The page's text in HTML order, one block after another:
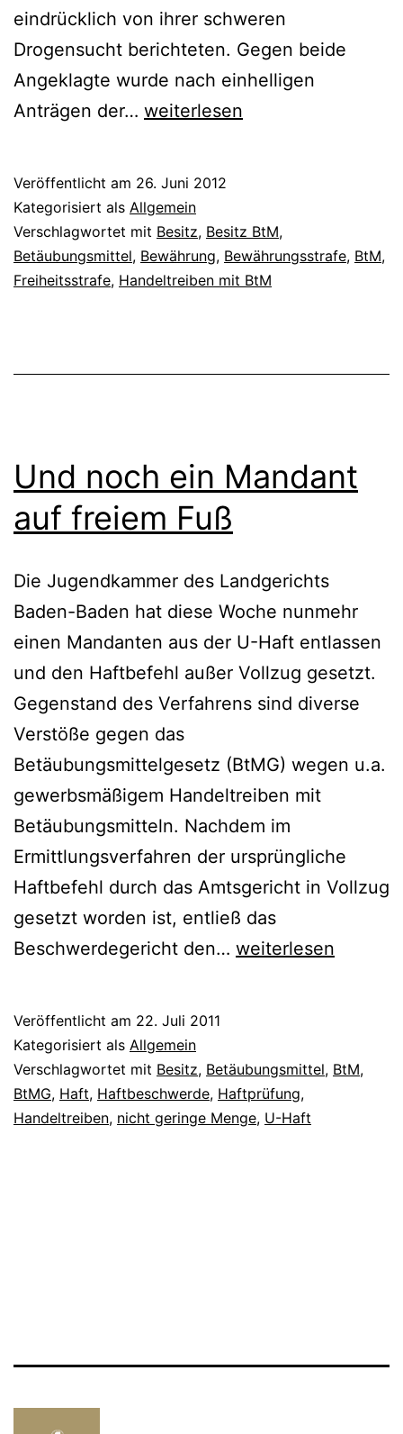
eindrücklich von ihrer schweren
Drogensucht berichteten. Gegen beide
Angeklagte wurde nach einhelligen
Anträgen der… weiterlesen
Veröffentlicht am 26. Juni 2012
Kategorisiert als Allgemein
Verschlagwortet mit Besitz, Besitz BtM,
Betäubungsmittel, Bewährung, Bewährungsstrafe, BtM,
Freiheitsstrafe, Handeltreiben mit BtM
Und noch ein Mandant
auf freiem Fuß
Die Jugendkammer des Landgerichts
Baden-Baden hat diese Woche nunmehr
einen Mandanten aus der U-Haft entlassen
und den Haftbefehl außer Vollzug gesetzt.
Gegenstand des Verfahrens sind diverse
Verstöße gegen das
Betäubungsmittelgesetz (BtMG) wegen u.a.
gewerbsmäßigem Handeltreiben mit
Betäubungsmitteln. Nachdem im
Ermittlungsverfahren der ursprüngliche
Haftbefehl durch das Amtsgericht in Vollzug
gesetzt worden ist, entließ das
Beschwerdegericht den… weiterlesen
Veröffentlicht am 22. Juli 2011
Kategorisiert als Allgemein
Verschlagwortet mit Besitz, Betäubungsmittel, BtM,
BtMG, Haft, Haftbeschwerde, Haftprüfung,
Handeltreiben, nicht geringe Menge, U-Haft